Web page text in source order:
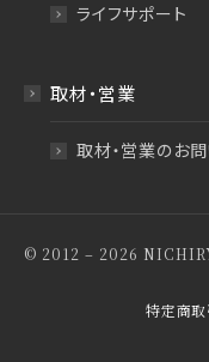
ライフサポート
取材・営業
取材・営業のお
© 2012 – 2026
特定商